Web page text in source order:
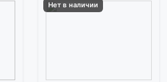
Нет в наличии